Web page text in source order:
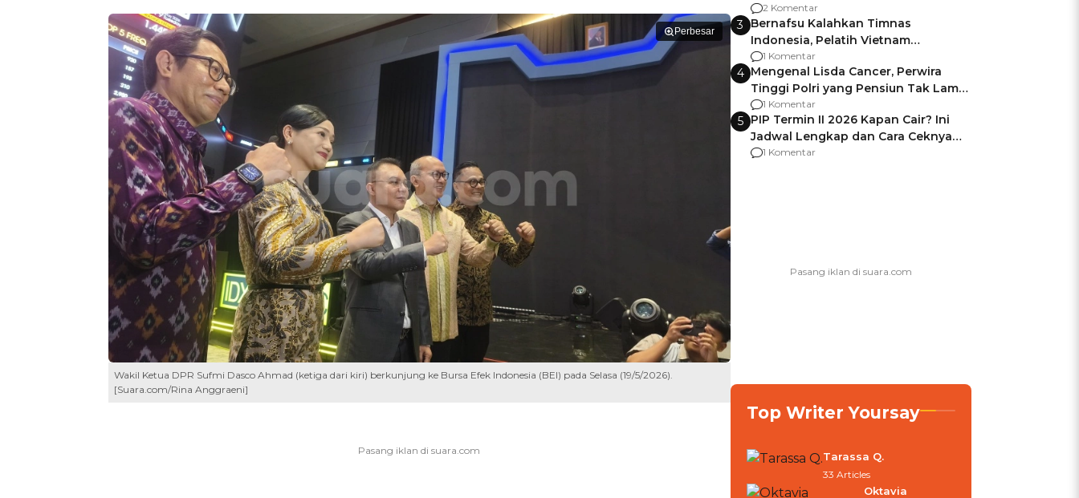
Perbesar
Wakil Ketua DPR Sufmi Dasco Ahmad (ketiga dari kiri) berkunjung ke Bursa Efek Indonesia (BEI) pada Selasa (19/5/2026).
[Suara.com/Rina Anggraeni]
Pemalang
2 Komentar
3 Bernafsu Kalahkan Timnas
Indonesia, Pelatih Vietnam
Berencana Pakai Jimat di Pakansari
1 Komentar
4 Mengenal Lisda Cancer, Perwira
Tinggi Polri yang Pensiun Tak Lama
Usai Jadi Brigjen
1 Komentar
5 PIP Termin II 2026 Kapan Cair? Ini
Jadwal Lengkap dan Cara Ceknya
agar Dana Tidak Hangus!
1 Komentar
Top Writer Yoursay
Tarassa Q.
33 Articles
Oktavia